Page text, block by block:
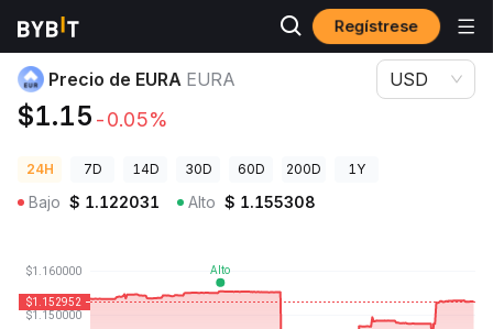
Regístrese
Precios de Criptomonedas Precio de EURA EURA
Precio de EURA EURA
$1.15 -0.05%
USD
24H 7D 14D 30D 60D 200D 1Y
Bajo $ 1.122031 Alto $ 1.155308